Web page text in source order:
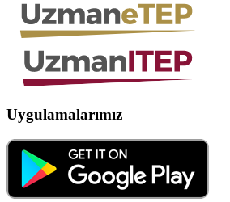
Uygulamalarımız